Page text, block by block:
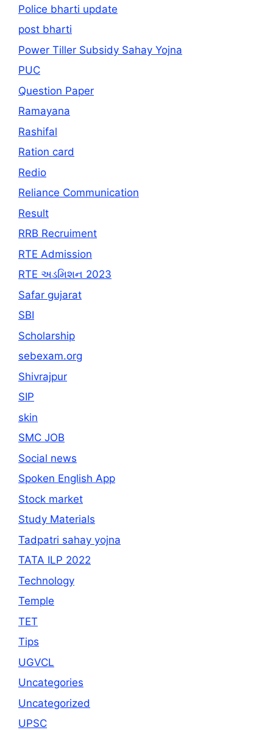
Police bharti update
post bharti
Power Tiller Subsidy Sahay Yojna
PUC
Question Paper
Ramayana
Rashifal
Ration card
Redio
Reliance Communication
Result
RRB Recruiment
RTE Admission
RTE અડમિશન 2023
Safar gujarat
SBI
Scholarship
sebexam.org
Shivrajpur
SIP
skin
SMC JOB
Social news
Spoken English App
Stock market
Study Materials
Tadpatri sahay yojna
TATA ILP 2022
Technology
Temple
TET
Tips
UGVCL
Uncategories
Uncategorized
UPSC